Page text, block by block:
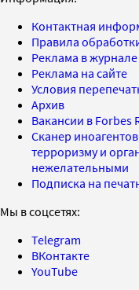
Контактная
Правила
Реклама в журнале
Реклама на сайте
Условия
Архив
Вакансии в Forbes
Сканер
терроризму и
нежелательными
Подписка на
Мы в соцсетях:
Telegram
ВКонтакте
YouTube